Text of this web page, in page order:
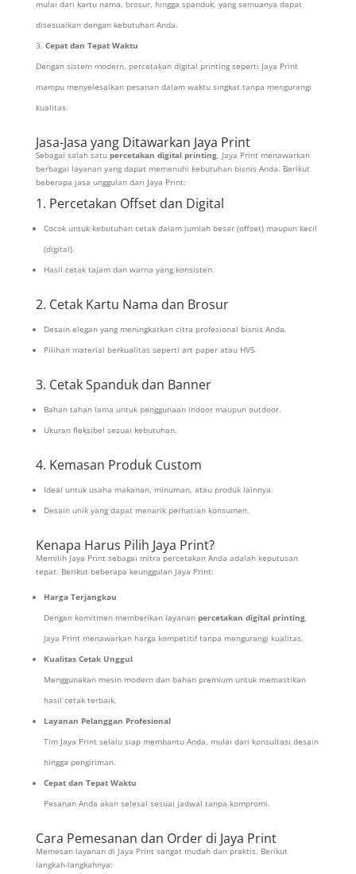
mulai dari kartu nama, brosur, hingga spanduk, yang semuanya dapat
disesuaikan dengan kebutuhan Anda.
Cepat dan Tepat Waktu
Dengan sistem modern, percetakan digital printing seperti Jaya Print
mampu menyelesaikan pesanan dalam waktu singkat tanpa mengurangi
kualitas.
Jasa-Jasa yang Ditawarkan Jaya Print
Sebagai salah satu percetakan digital printing, Jaya Print menawarkan
berbagai layanan yang dapat memenuhi kebutuhan bisnis Anda. Berikut
beberapa jasa unggulan dari Jaya Print:
1. Percetakan Offset dan Digital
Cocok untuk kebutuhan cetak dalam jumlah besar (offset) maupun kecil
(digital).
Hasil cetak tajam dan warna yang konsisten.
2. Cetak Kartu Nama dan Brosur
Desain elegan yang meningkatkan citra profesional bisnis Anda.
Pilihan material berkualitas seperti art paper atau HVS.
3. Cetak Spanduk dan Banner
Bahan tahan lama untuk penggunaan indoor maupun outdoor.
Ukuran fleksibel sesuai kebutuhan.
4. Kemasan Produk Custom
Ideal untuk usaha makanan, minuman, atau produk lainnya.
Desain unik yang dapat menarik perhatian konsumen.
Kenapa Harus Pilih Jaya Print?
Memilih Jaya Print sebagai mitra percetakan Anda adalah keputusan
tepat. Berikut beberapa keunggulan Jaya Print:
Harga Terjangkau
Dengan komitmen memberikan layanan percetakan digital printing,
Jaya Print menawarkan harga kompetitif tanpa mengurangi kualitas.
Kualitas Cetak Unggul
Menggunakan mesin modern dan bahan premium untuk memastikan
hasil cetak terbaik.
Layanan Pelanggan Profesional
Tim Jaya Print selalu siap membantu Anda, mulai dari konsultasi desain
hingga pengiriman.
Cepat dan Tepat Waktu
Pesanan Anda akan selesai sesuai jadwal tanpa kompromi.
Cara Pemesanan dan Order di Jaya Print
Memesan layanan di Jaya Print sangat mudah dan praktis. Berikut
langkah-langkahnya: